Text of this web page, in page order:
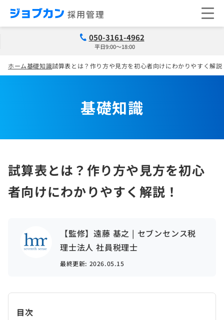
050-3161-4962
平日9:00～18:00
ホーム基礎知識試算表とは？作り方や見方を初心者向けにわかりやすく解説
基礎知識
試算表とは？作り方や見方を初心
者向けにわかりやすく解説！
【監修】遠藤 基之 | セブンセンス税
理士法人 社員税理士
最終更新: 2026.05.15
目次